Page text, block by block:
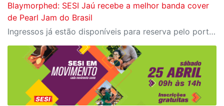
Blaymorphed: SESI Jaú recebe a melhor banda cover
de Pearl Jam do Brasil
Ingressos já estão disponíveis para reserva pelo portal Meu SESI, dois ingressos por CPF